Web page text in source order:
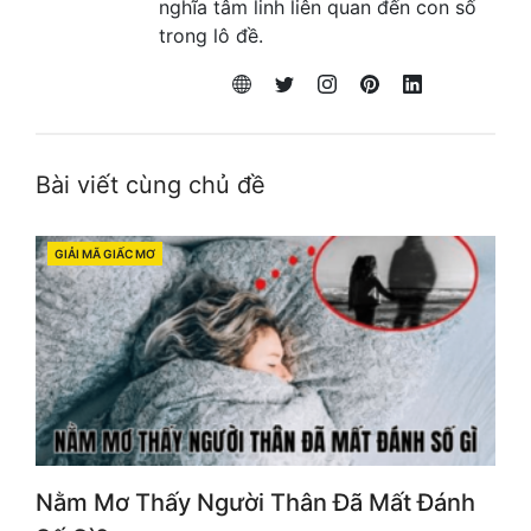
nghĩa tâm linh liên quan đến con số
trong lô đề.
Bài viết cùng chủ đề
CATEGORIES
GIẢI MÃ GIẤC MƠ
Nằm Mơ Thấy Người Thân Đã Mất Đánh